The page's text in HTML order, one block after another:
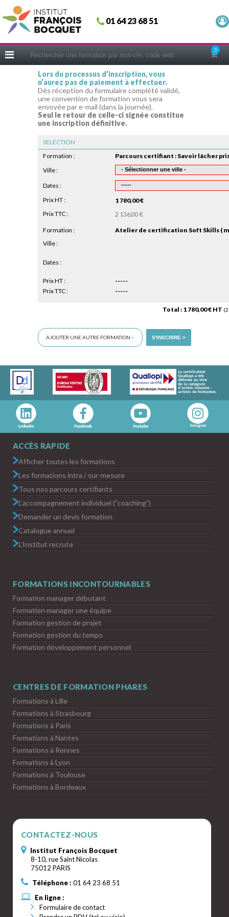
01 64 23 68 51
0
Fermer
ACCUEIL
CERIFICATIONS
INTRAS | SUR-MESURE
COACHING
EN PRATIQUE
CONSEILS MICRO-COACHING
PODCAST
WEBINAIRES
QUESTIONNAIRE GRATUIT
Lors du processus d’inscription, vous
n’aurez pas de paiement à effectuer.
Dès réception du formulaire complété validé,
une convention de formation vous sera
envoyée par e-mail (dans la journée).
Seul le retour de celle-ci signée constitue
une inscription définitive.
Total : 1 780,00 € HT
Formation :
Ville :
Dates :
Prix HT :
1 780,00 €
Prix TTC :
2 136,00 €
SELECTION
Formation :
Atelier de certification Soft Skills (
Ville :
Dates :
Prix HT :
-----
Prix TTC :
-----
AJOUTER UNE AUTRE FORMATION > S'INSCRIRE >
ACCÈS RAPIDE
Afficher toutes les formations
Les formations intra / sur-mesure
Tous nos parcours certifiants
L’accompagnement individuel (“coaching”)
Demander un devis formation
Catalogue annuel
L’Institut recrute
FORMATIONS INCONTOURNABLES
Formation manager débutant
Formation manager une équipe
Formation gestion de projet
Formation gestion du temps
Formation développement personnel
CENTRES DE FORMATION PHARES
Formations à Lille
Formations à Strasbourg
Formations à Paris
Formations à Nantes
Formations à Rennes
Formations à Lyon
Formations à Toulouse
Formations à Bordeaux
CONTACTEZ-NOUS
Institut François Bocquet
8-10, rue Saint Nicolas
75012 PARIS
Téléphone : 01 64 23 68 51
En ligne :
Formulaire de contact